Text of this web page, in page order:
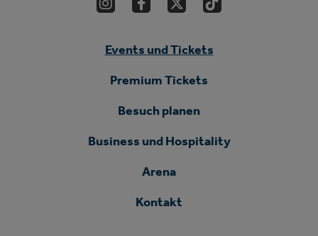
Events und Tickets
Premium Tickets
Besuch planen
Business und Hospitality
Arena
Kontakt